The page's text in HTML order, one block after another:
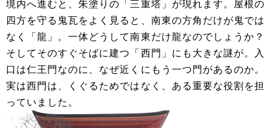
境内へ進むと、朱塗りの「三重塔」が現れます。屋根の
四方を守る鬼瓦をよく見ると、南東の方角だけが鬼では
なく「龍」。一体どうして南東だけ龍なのでしょうか？
そしてそのすぐそばに建つ「西門」にも大きな謎が。入
口は仁王門なのに、なぜ近くにもう一つ門があるのか。
実は西門は、くぐるためではなく、ある重要な役割を担
っていました。